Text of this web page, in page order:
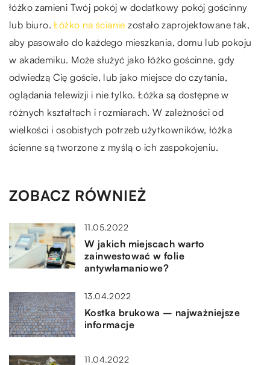
łóżko zamieni Twój pokój w dodatkowy pokój gościnny
lub biuro.Łóżko na ścianie zostało zaprojektowane tak,
aby pasowało do każdego mieszkania, domu lub pokoju
w akademiku. Może służyć jako łóżko gościnne, gdy
odwiedzą Cię goście, lub jako miejsce do czytania,
oglądania telewizji i nie tylko. Łóżka są dostępne w
różnych kształtach i rozmiarach. W zależności od
wielkości i osobistych potrzeb użytkowników, łóżka
ścienne są tworzone z myślą o ich zaspokojeniu.
ZOBACZ RÓWNIEŻ
11.05.2022
W jakich miejscach warto
zainwestować w folie
antywłamaniowe?
13.04.2022
Kostka brukowa – najważniejsze
informacje
11.04.2022